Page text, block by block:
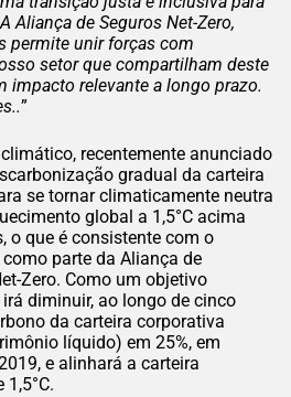
Aliança de Seguros Net-Zero,
permite unir forças com
setor que compartilham deste
impacto relevante a longo prazo.
”
recentemente anunciado
gradual da carteira
se tornar climaticamente neutra
global a 1,5°C acima
o que é consistente com o
parte da Aliança de
Zero. Como um objetivo
diminuir, ao longo de cinco
da carteira corporativa
líquido) em 25%, em
e alinhará a carteira